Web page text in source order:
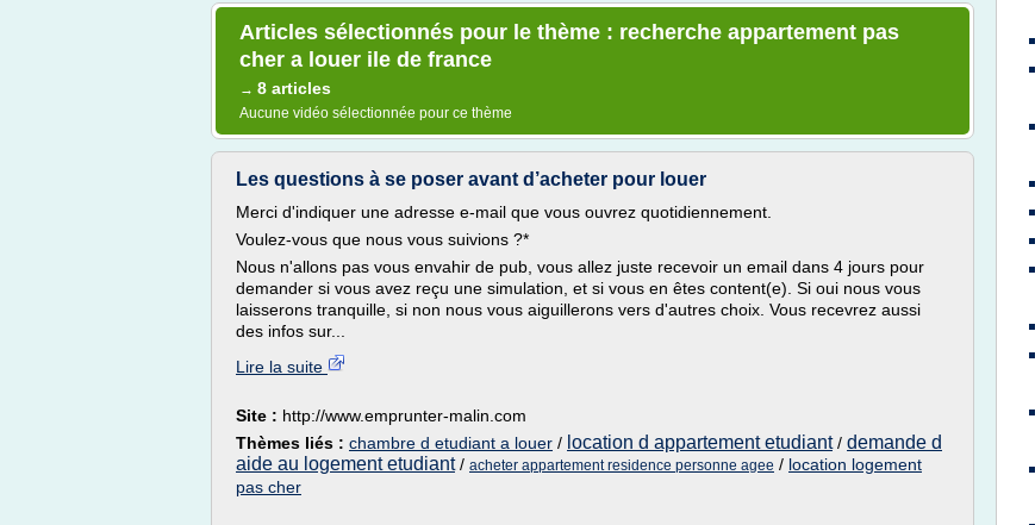
Articles sélectionnés pour le thème : recherche appartement pas
cher a louer ile de france
→ 8 articles
Aucune vidéo sélectionnée pour ce thème
Les questions à se poser avant d’acheter pour louer
Merci d'indiquer une adresse e-mail que vous ouvrez quotidiennement.
Voulez-vous que nous vous suivions ?*
Nous n'allons pas vous envahir de pub, vous allez juste recevoir un email dans 4 jours pour
demander si vous avez reçu une simulation, et si vous en êtes content(e). Si oui nous vous
laisserons tranquille, si non nous vous aiguillerons vers d'autres choix. Vous recevrez aussi
des infos sur...
Lire la suite
Site : http://www.emprunter-malin.com
Thèmes liés : chambre d etudiant a louer / location d appartement etudiant/ demande d
aide au logement etudiant/ acheter appartement residence personne agee / location logement
pas cher